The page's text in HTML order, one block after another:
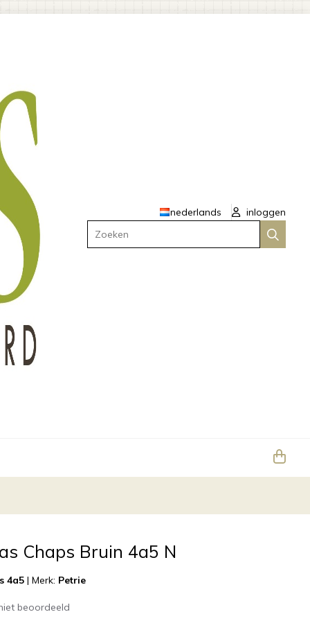
nederlands
inloggen
Zoeken
Chaps Bruin 4a5 N
4a5 |Merk: Petrie
beoordeeld